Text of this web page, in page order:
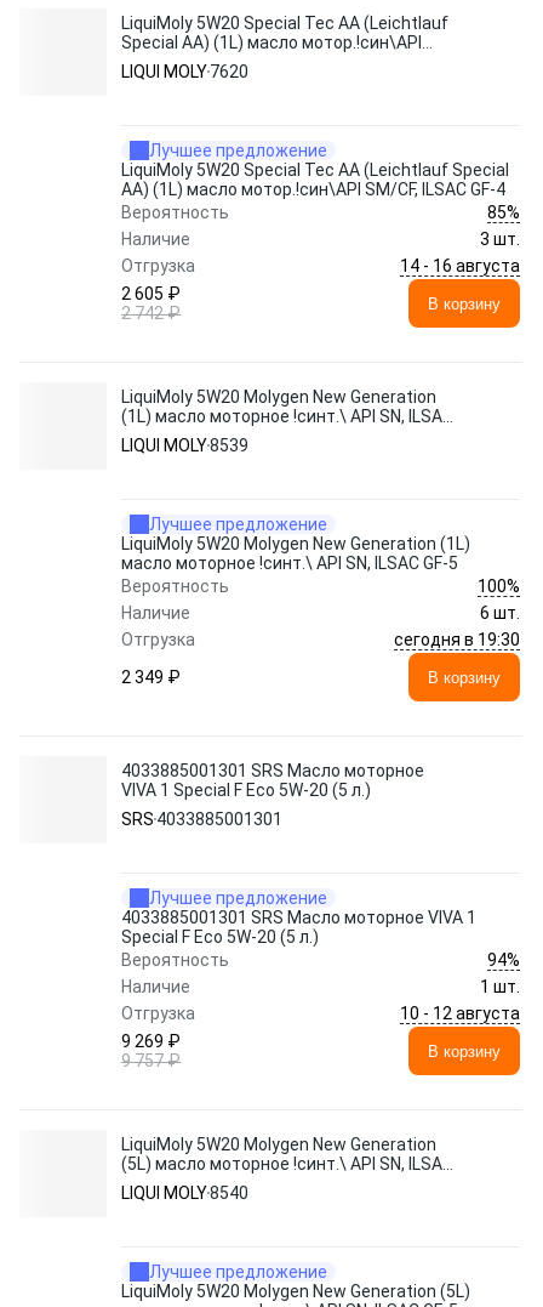
LiquiMoly 5W20 Special Tec AA (Leichtlauf
Special AA) (1L) масло мотор.!син\API
SM/CF, ILSAC GF-4
LIQUI MOLY7620
Лучшее предложение
LiquiMoly 5W20 Special Tec AA (Leichtlauf Special
AA) (1L) масло мотор.!син\API SM/CF, ILSAC GF-4
Вероятность
85%
Наличие
3 шт.
Отгрузка
14 - 16 августа
2 605 ₽
2 742 ₽
В корзину
LiquiMoly 5W20 Molygen New Generation
(1L) масло моторное !синт.\ API SN, ILSAC
GF-5
LIQUI MOLY8539
Лучшее предложение
LiquiMoly 5W20 Molygen New Generation (1L)
масло моторное !синт.\ API SN, ILSAC GF-5
Вероятность
100%
Наличие
6 шт.
Отгрузка
сегодня в 19:30
2 349 ₽
В корзину
4033885001301 SRS Масло моторное
VIVA 1 Special F Eco 5W-20 (5 л.)
SRS 4033885001301
Лучшее предложение
4033885001301 SRS Масло моторное VIVA 1
Special F Eco 5W-20 (5 л.)
Вероятность
94%
Наличие
1 шт.
Отгрузка
10 - 12 августа
9 269 ₽
9 757 ₽
В корзину
LiquiMoly 5W20 Molygen New Generation
(5L) масло моторное !синт.\ API SN, ILSAC
GF-5
LIQUI MOLY8540
Лучшее предложение
LiquiMoly 5W20 Molygen New Generation (5L)